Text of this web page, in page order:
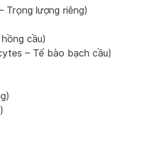
Trọng lượng riêng)
cầu)
– Tế bào bạch cầu)